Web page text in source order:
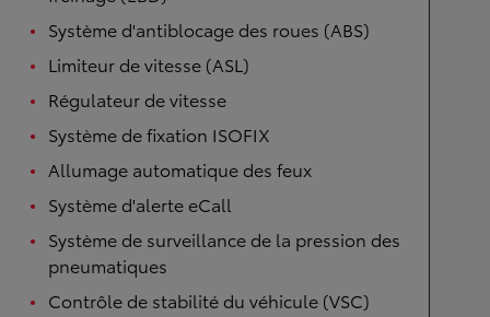
Système d'antiblocage des roues (ABS)
Limiteur de vitesse (ASL)
Régulateur de vitesse
Système de fixation ISOFIX
Allumage automatique des feux
Système d'alerte eCall
Système de surveillance de la pression des
pneumatiques
Contrôle de stabilité du véhicule (VSC)